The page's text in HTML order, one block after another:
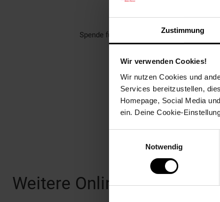
Zustimmung
Wir verwenden Cookies!
Wir nutzen Cookies und
Services bereitzustellen,
Homepage, Social Media
ein. Deine Cookie-
Notwendig
Rund 1400 gemeinnützige
Spende für einen Verein in deiner Region,
Weitere Online-Angebote